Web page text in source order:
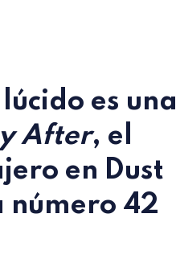
es una
After, el
en Dust
número 42